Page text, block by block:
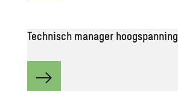
Technisch manager hoogspanning